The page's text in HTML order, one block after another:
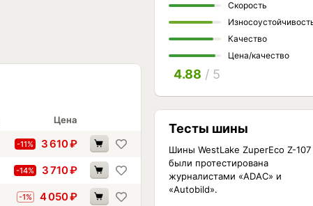
Цена
-11% 3 610₽
-14% 3 710₽
-1% 4 050₽
Скорость
Качество
Цена/качество
4.88 / 5
Тесты шины
Шины WestLake ZuperEco Z-107
были протестирована
журналистами «ADAC» и
«Autobild».